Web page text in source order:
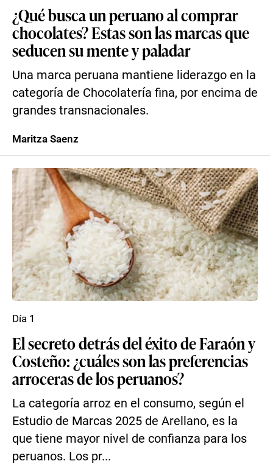
¿Qué busca un peruano al comprar
chocolates? Estas son las marcas que
seducen su mente y paladar
Una marca peruana mantiene liderazgo en la
categoría de Chocolatería fina, por encima de
grandes transnacionales.
Maritza Saenz
El secreto detrás del éxito de Faraón y
Costeño: ¿cuáles son las preferencias
arroceras de los peruanos?
La categoría arroz en el consumo, según el
Estudio de Marcas 2025 de Arellano, es la
que tiene mayor nivel de confianza para los
peruanos. Los pr...
Día 1